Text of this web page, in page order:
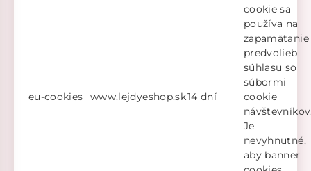
eu-cookies www.lejdyeshop.sk14 dní
cookie sa
používa na
zapamätanie
predvolieb
súhlasu so
súbormi
cookie
Je
nevyhnutné,
aby banner